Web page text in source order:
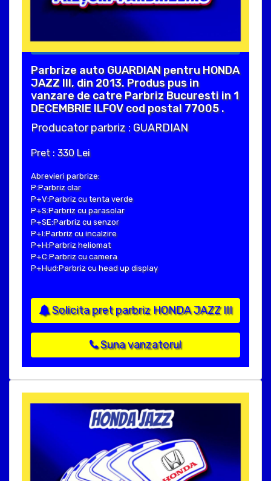
Parbrize auto GUARDIAN pentru HONDA
JAZZ III, din 2013. Produs pus in
vanzare de catre Parbriz Bucuresti in 1
DECEMBRIE ILFOV cod postal 77005 .
Producator parbriz : GUARDIAN
Pret : 330 Lei
Abrevieri parbrize:
P:Parbriz clar
P+V:Parbriz cu tenta verde
P+S:Parbriz cu parasolar
P+SE:Parbriz cu senzor
P+I:Parbriz cu incalzire
P+H:Parbriz heliomat
P+C:Parbriz cu camera
P+Hud:Parbriz cu head up display
Solicita pret parbriz HONDA JAZZ III
Suna vanzatorul